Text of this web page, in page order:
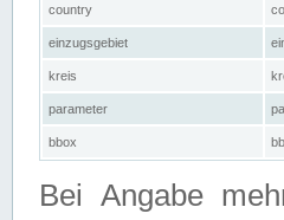
country
einzugsgebiet
kreis
parameter
bbox
Bei Angabe